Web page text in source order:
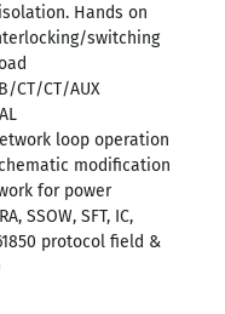
Hands on
switching
CT/CT/AUX
loop operation
modification
for power
SSOW, SFT, IC,
61850 protocol field &